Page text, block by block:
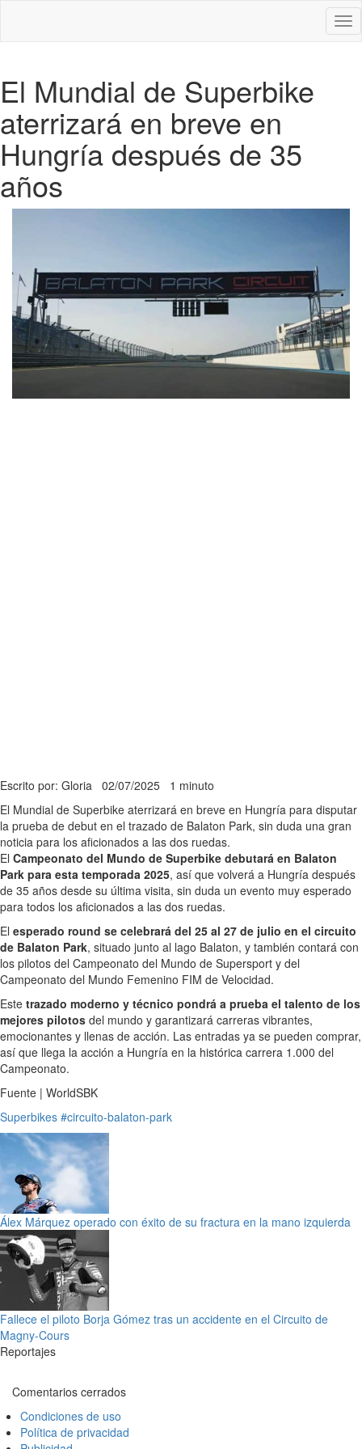
El Mundial de Superbike
aterrizará en breve en
Hungría después de 35
años
Escrito por: Gloria 02/07/2025 1 minuto
El Mundial de Superbike aterrizará en breve en Hungría para disputar
la prueba de debut en el trazado de Balaton Park, sin duda una gran
noticia para los aficionados a las dos ruedas.
El Campeonato del Mundo de Superbike debutará en Balaton
Park para esta temporada 2025, así que volverá a Hungría después
de 35 años desde su última visita, sin duda un evento muy esperado
para todos los aficionados a las dos ruedas.
El esperado round se celebrará del 25 al 27 de julio en el circuito
de Balaton Park, situado junto al lago Balaton, y también contará con
los pilotos del Campeonato del Mundo de Supersport y del
Campeonato del Mundo Femenino FIM de Velocidad.
Este trazado moderno y técnico pondrá a prueba el talento de los
mejores pilotos del mundo y garantizará carreras vibrantes,
emocionantes y llenas de acción. Las entradas ya se pueden comprar,
así que llega la acción a Hungría en la histórica carrera 1.000 del
Campeonato.
Fuente | WorldSBK
Superbikes #circuito-balaton-park
Álex Márquez operado con éxito de su fractura en la mano izquierda
Fallece el piloto Borja Gómez tras un accidente en el Circuito de
Magny-Cours
Reportajes
Comentarios cerrados
Condiciones de uso
Política de privacidad